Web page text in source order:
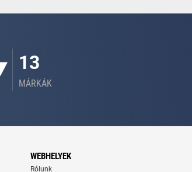
13
MÁRKÁK
WEBHELYEK
Rólunk